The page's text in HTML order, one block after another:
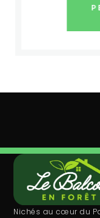
Nichés au cœur du